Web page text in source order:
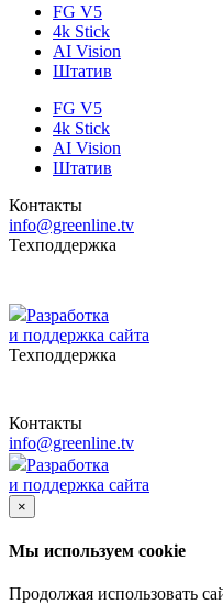
FG V5
4k Stick
AI Vision
Штатив
FG V5
4k Stick
AI Vision
Штатив
Контакты
info@greenline.tv
Техподдержка
Разработка
и поддержка сайта
Техподдержка
Контакты
info@greenline.tv
Разработка
и поддержка сайта
×
Мы используем cookie
Продолжая использовать